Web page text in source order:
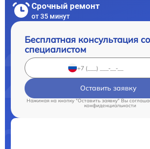
Срочный ремонт
от 35 минут
Бесплатная консультация со
специалистом
Оставить заявку
Нажимая на кнопку "Оставить заявку" Вы
конфиденциальности